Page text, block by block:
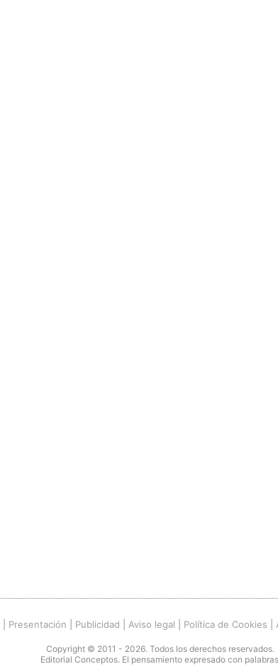
Presentación Publicidad Aviso legal Política de Cookies
Copyright © 2011 - 2026. Todos los derechos reservados.
Editorial Conceptos. El pensamiento expresado con